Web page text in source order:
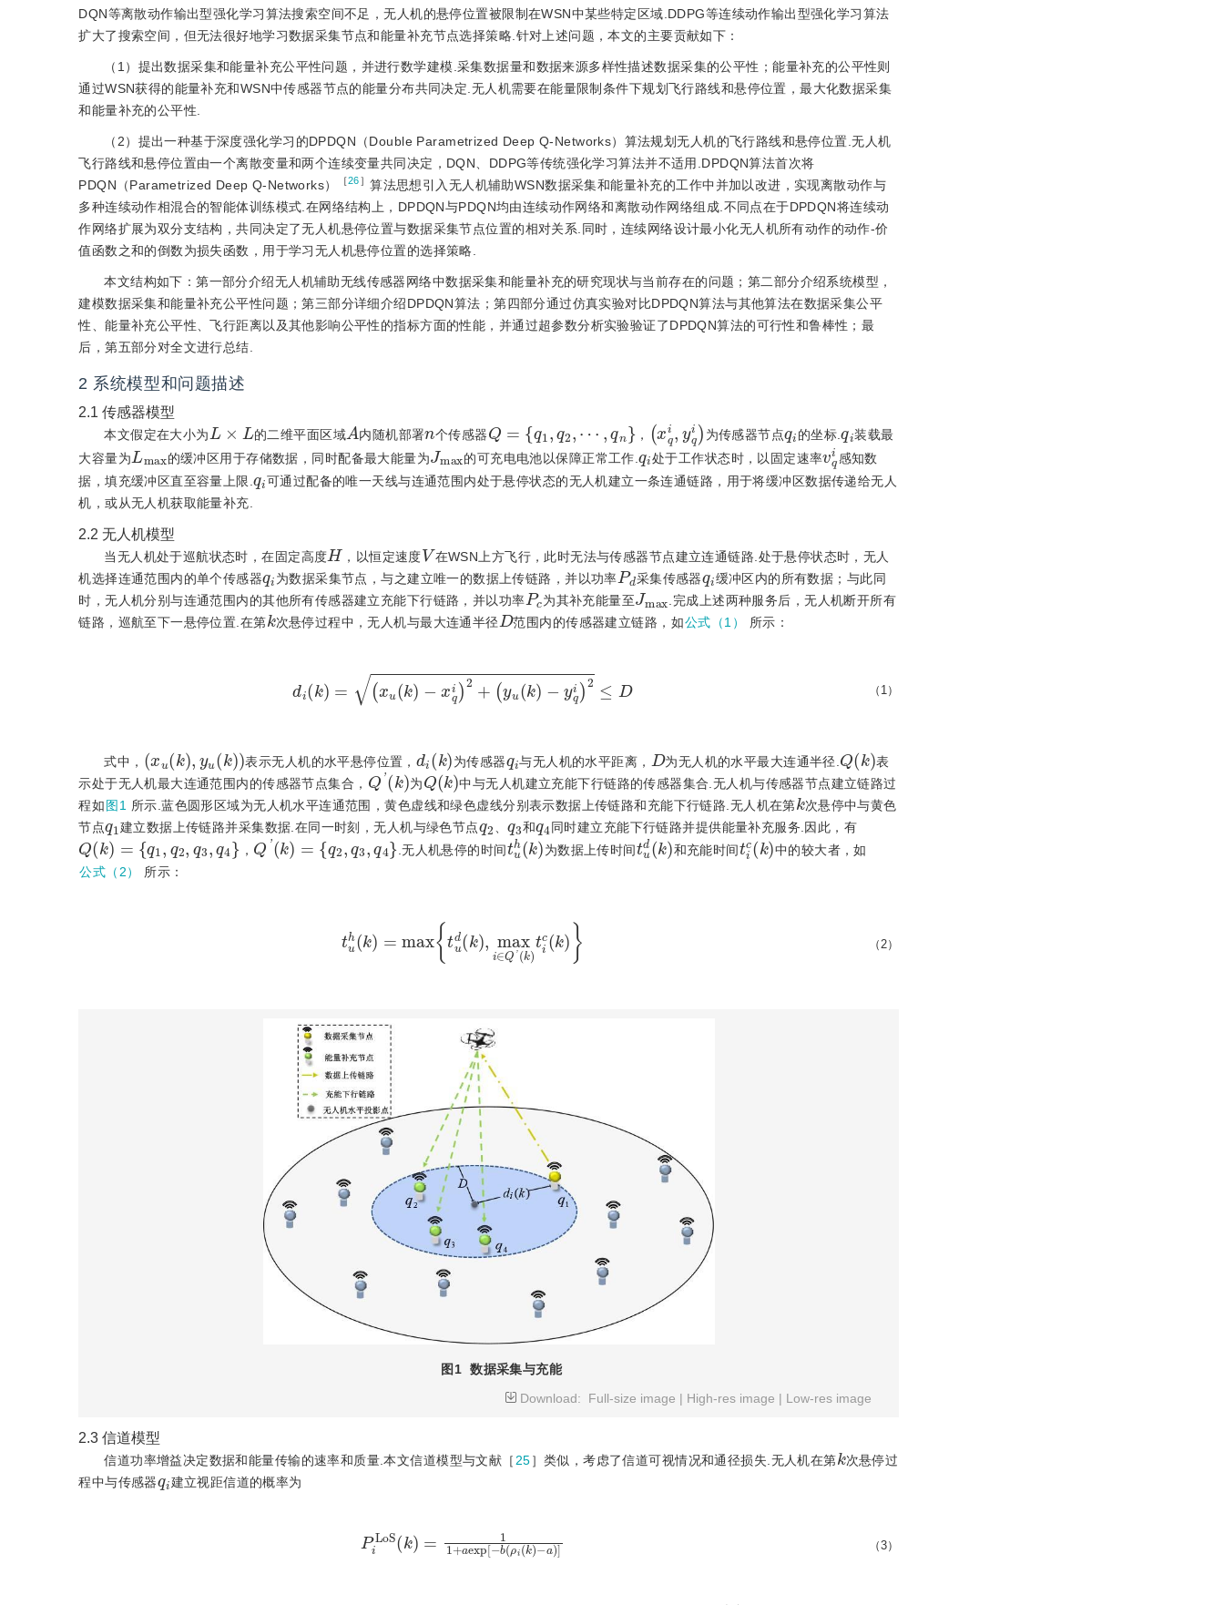
DQN等离散动作输出型强化学习算法搜索空间不足，无人机的悬停位置被限制在WSN中某些特定区域.DDPG等连续动作输出型强化学习算法
扩大了搜索空间，但无法很好地学习数据采集节点和能量补充节点选择策略.针对上述问题，本文的主要贡献如下：
（1）提出数据采集和能量补充公平性问题，并进行数学建模.采集数据量和数据来源多样性描述数据采集的公平性；能量补充的公平性则
通过WSN获得的能量补充和WSN中传感器节点的能量分布共同决定.无人机需要在能量限制条件下规划飞行路线和悬停位置，最大化数据采集
和能量补充的公平性.
（2）提出一种基于深度强化学习的DPDQN（Double Parametrized Deep Q-Networks）算法规划无人机的飞行路线和悬停位置.无人机
飞行路线和悬停位置由一个离散变量和两个连续变量共同决定，DQN、DDPG等传统强化学习算法并不适用.DPDQN算法首次将
PDQN（Parametrized Deep Q-Networks）
［26］算法思想引入无人机辅助WSN数据采集和能量补充的工作中并加以改进，实现离散动作与
多种连续动作相混合的智能体训练模式.在网络结构上，DPDQN与PDQN均由连续动作网络和离散动作网络组成.不同点在于DPDQN将连续动
作网络扩展为双分支结构，共同决定了无人机悬停位置与数据采集节点位置的相对关系.同时，连续网络设计最小化无人机所有动作的动作-价
值函数之和的倒数为损失函数，用于学习无人机悬停位置的选择策略.
本文结构如下：第一部分介绍无人机辅助无线传感器网络中数据采集和能量补充的研究现状与当前存在的问题；第二部分介绍系统模型，
建模数据采集和能量补充公平性问题；第三部分详细介绍DPDQN算法；第四部分通过仿真实验对比DPDQN算法与其他算法在数据采集公平
性、能量补充公平性、飞行距离以及其他影响公平性的指标方面的性能，并通过超参数分析实验验证了DPDQN算法的可行性和鲁棒性；最
后，第五部分对全文进行总结.
2 系统模型和问题描述
2.1 传感器模型
本文假定在大小为
L
的二维平面区域
A
内随机部署 个传感器
Q 1
，
x qi qi
为传感器节点 的坐标.
i
装载最
大容量为
Lma x
的缓冲区用于存储数据，同时配备最大能量为
Jm a x
的可充电电池以保障正常工作.
q i
处于工作状态时，以固定速率
vqi
感知数
据，填充缓冲区直至容量上限.
qi
可通过配备的唯一天线与连通范围内处于悬停状态的无人机建立一条连通链路，用于将缓冲区数据传递给无人
机，或从无人机获取能量补充.
2.2 无人机模型
当无人机处于巡航状态时，在固定高度
H
，以恒定速度
V
在WSN上方飞行，此时无法与传感器节点建立连通链路.处于悬停状态时，无人
机选择连通范围内的单个传感器
qi
为数据采集节点，与之建立唯一的数据上传链路，并以功率
Pd
采集传感器
qi
缓冲区内的所有数据；与此同
时，无人机分别与连通范围内的其他所有传感器建立充能下行链路，并以功率
Pc
为其补充能量至
Jmax
.完成上述两种服务后，无人机断开所有
链路，巡航至下一悬停位置.在第
k
次悬停过程中，无人机与最大连通半径
D
范围内的传感器建立链路，如公式（1） 所示：
dik=xuk-xqi2+yuk-yqi2≤D
（1）
式中，
x k,yu
表示无人机的水平悬停位置，
d k
为传感器 与无人机的水平距离，
D
为无人机的水平最大连通半径.
Q k
表
示处于无人机最大连通范围内的传感器节点集合，
Q'k
为
Qk
中与无人机建立充能下行链路的传感器集合.无人机与传感器节点建立链路过
程如图1 所示.蓝色圆形区域为无人机水平连通范围，黄色虚线和绿色虚线分别表示数据上传链路和充能下行链路.无人机在第
k
次悬停中与黄色
节点
q1
建立数据上传链路并采集数据.在同一时刻，无人机与绿色节点
q2
、
q3
和
q 4
同时建立充能下行链路并提供能量补充服务.因此，有
Qk=q1,q2,q3,q 4
，
Q'k=q2 ,q ,q4
.无人机悬停的时间
tuhk
为数据上传时间
tudk
和充能时间
tick
中的较大者，如
公式（2）
所示：
ud k
（2）
图1 数据采集与充能
Download:
Full-size image | High-res image | Low-res image
2.3 信道模型
信道功率增益决定数据和能量传输的速率和质量.本文信道模型与文献［ 25］类似，考虑了信道可视情况和通径损失.无人机在第
k
次悬停过
程中与传感器
qi
建立视距信道的概率为
PiLoSk p-
（3）